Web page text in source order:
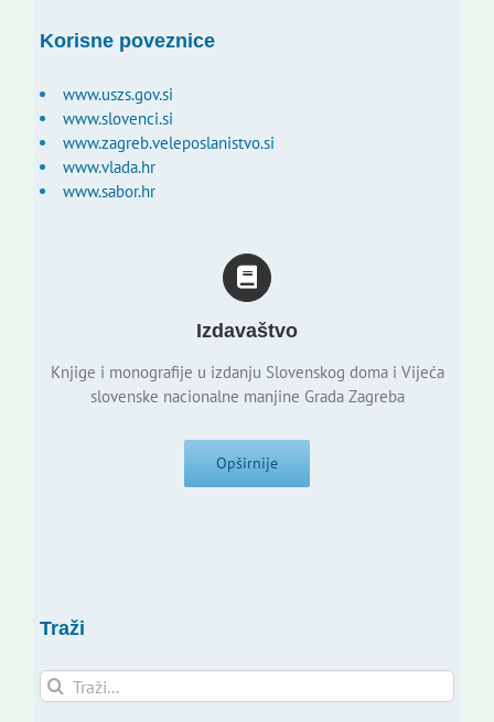
Korisne poveznice
www.uszs.gov.si
www.slovenci.si
www.zagreb.veleposlanistvo.si
www.vlada.hr
www.sabor.hr
Izdavaštvo
Knjige i monografije u izdanju Slovenskog doma i Vijeća
slovenske nacionalne manjine Grada Zagreba
Opširnije
Traži
Traži...